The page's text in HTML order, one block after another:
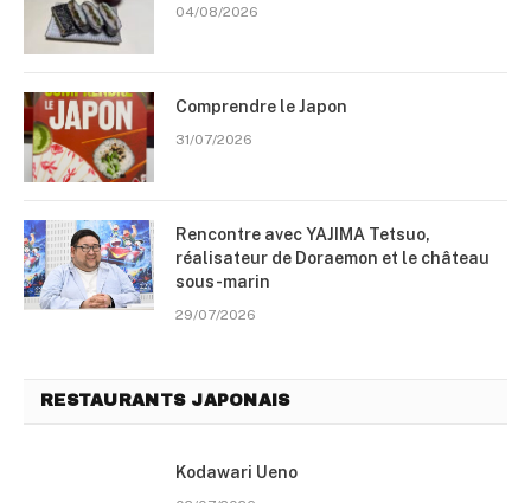
04/08/2026
Comprendre le Japon
31/07/2026
Rencontre avec YAJIMA Tetsuo,
réalisateur de Doraemon et le château
sous-marin
29/07/2026
RESTAURANTS JAPONAIS
Kodawari Ueno